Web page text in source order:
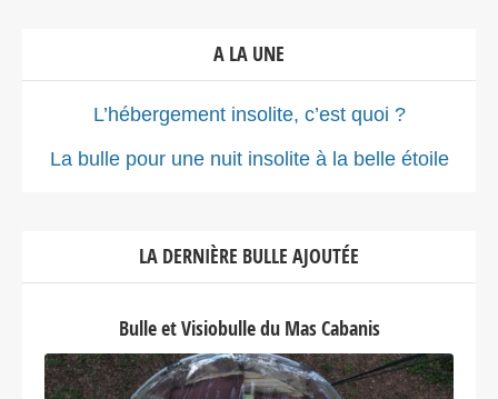
Le Dôme Géodésique – Dôme
Occitanie
15 Chemin de Bize
Mailhac Occitanie>Aude 11120
La Cabane des Grands Enfants –
A LA UNE
L’hébergement insolite, c’est quoi ?
La bulle pour une nuit insolite à la belle étoile
LA DERNIÈRE BULLE AJOUTÉE
Bulle et Visiobulle du Mas Cabanis